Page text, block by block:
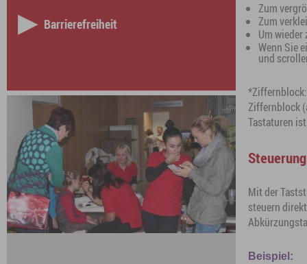
Barrierefreiheit
Zum
Zum
Um
Wenn Sie
und
*Ziffernblock:
Ziffernblock
Tastaturen
Steuerung
Mit der
steuern
Beispiel: